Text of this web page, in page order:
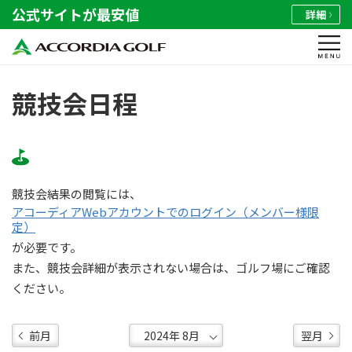
公式サイトが最安値 詳細
競技会日程
競技会結果の閲覧には、
アコーディアWebアカウントでのログイン（メンバー様限
定）
が必要です。
また、競技会詳細が表示されない場合は、ゴルフ場にご確認
ください。
前月 翌月